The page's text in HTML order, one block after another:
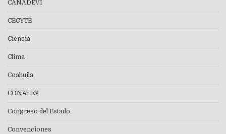
CANADEVI
CECYTE
Ciencia
Clima
Coahuila
CONALEP
Congreso del Estado
Convenciones